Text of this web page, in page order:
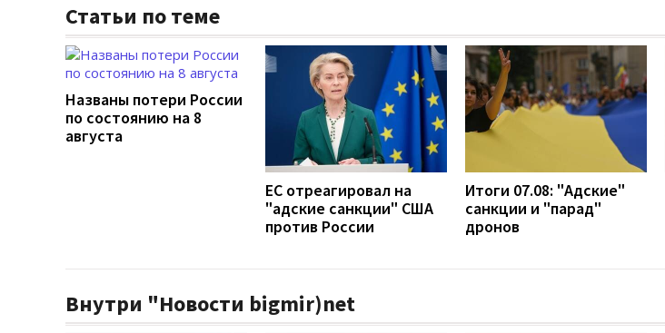
Статьи по теме
Названы потери России
по состоянию на 8
августа
ЕС отреагировал на
"адские санкции" США
против России
Итоги 07.08: "Адские"
санкции и "парад"
дронов
Внутри "Новости bigmir)net